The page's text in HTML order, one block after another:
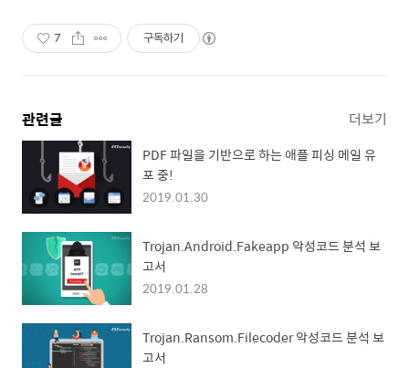
7 구독하기
관련글 더보기
PDF 파일을 기반으로 하는 애플 피싱 메일 유
포 중!
2019.01.30
Trojan.Android.Fakeapp 악성코드 분석 보
고서
2019.01.28
Trojan.Ransom.Filecoder 악성코드 분석 보
고서